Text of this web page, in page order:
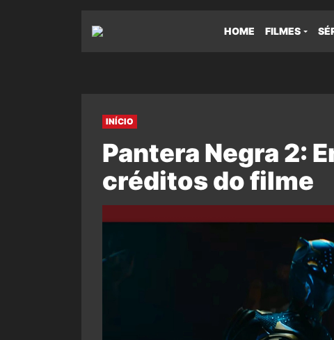
HOME FILMES
INÍCIO
Pantera Negra 2:
créditos do filme